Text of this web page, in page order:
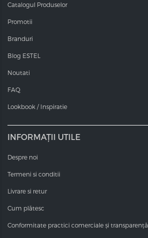
Catalogul Produselor
Promotii
Branduri
Blog ESTEL
Noutati
FAQ
Lookbook / Inspiratie
INFORMAȚII UTILE
Despre noi
Termeni si conditii
Livrare si retur
Cum plătesc
Conformitate practici comerciale și transparență